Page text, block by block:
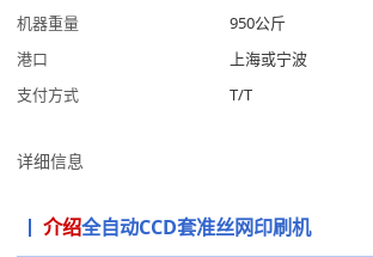
机器重量
950公斤
港口
上海或宁波
支付方式
T/T
详细信息
介绍全自动CCD套准丝网印刷机